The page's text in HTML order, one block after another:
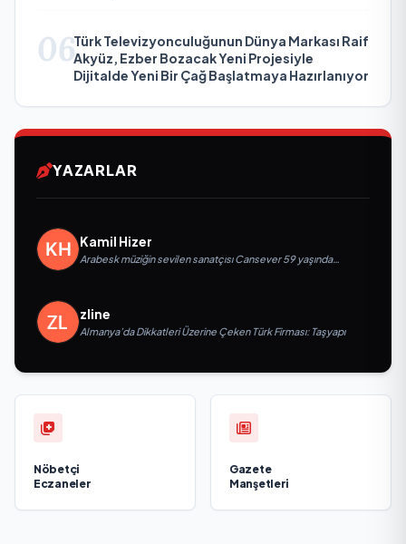
06Türk Televizyonculuğunun Dünya Markası Raif
Akyüz, Ezber Bozacak Yeni Projesiyle
Dijitalde Yeni Bir Çağ Başlatmaya Hazırlanıyor
YAZARLAR
Kamil Hizer
Arabesk müziğin sevilen sanatçısı Cansever 59 yaşında
zline
Almanya’da Dikkatleri Üzerine Çeken Türk Firması: Taşyapı
Nöbetçi
Eczaneler
Gazete
Manşetleri